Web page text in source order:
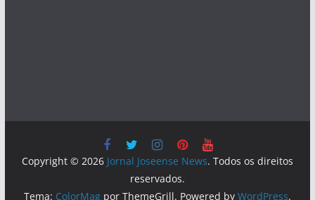
Copyright © 2026 Jornal Joseense News. Todos os direitos
reservados.
Tema: ColorMagpor ThemeGrill. Powered by WordPress.